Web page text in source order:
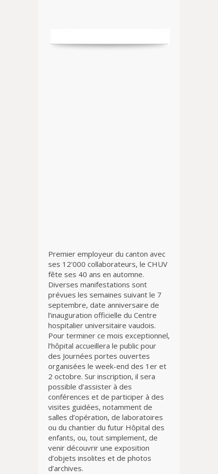
Premier employeur du canton avec
ses 12'000 collaborateurs, le CHUV
fête ses 40 ans en automne.
Diverses manifestations sont
prévues les semaines suivant le 7
septembre, date anniversaire de
l’inauguration officielle du Centre
hospitalier universitaire vaudois.
Pour terminer ce mois exceptionnel,
l’hôpital accueillera le public pour
des Journées portes ouvertes
organisées le week-end des 1er et
2 octobre. Sur inscription, il sera
possible d’assister à des
conférences et de participer à des
visites guidées, notamment de
salles d’opération, de laboratoires
ou du chantier du futur Hôpital des
enfants, ou, tout simplement, de
venir découvrir une exposition
d’objets insolites et de photos
d’archives.